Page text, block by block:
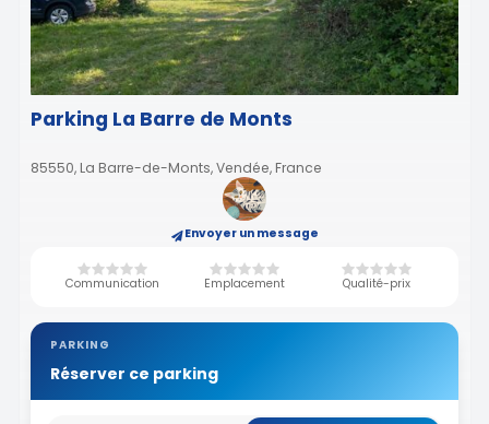
Parking La Barre de Monts
85550, La Barre-de-Monts, Vendée, France
Envoyer un message
Communication Emplacement Qualité-prix
PARKING
Réserver ce parking